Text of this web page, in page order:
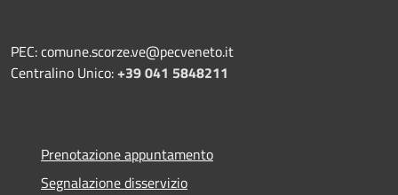
PEC: comune.scorze.ve@pecveneto.it
Centralino Unico:+39 041 5848211
Prenotazione appuntamento
Segnalazione disservizio